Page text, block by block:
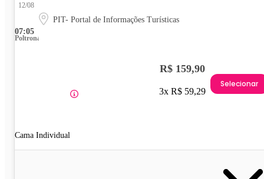
07:05
12/08
PIT- Portal de Informações Turísticas
Poltrona
Cama Individual
R$ 159,90
3x R$ 59,29
Selecionar